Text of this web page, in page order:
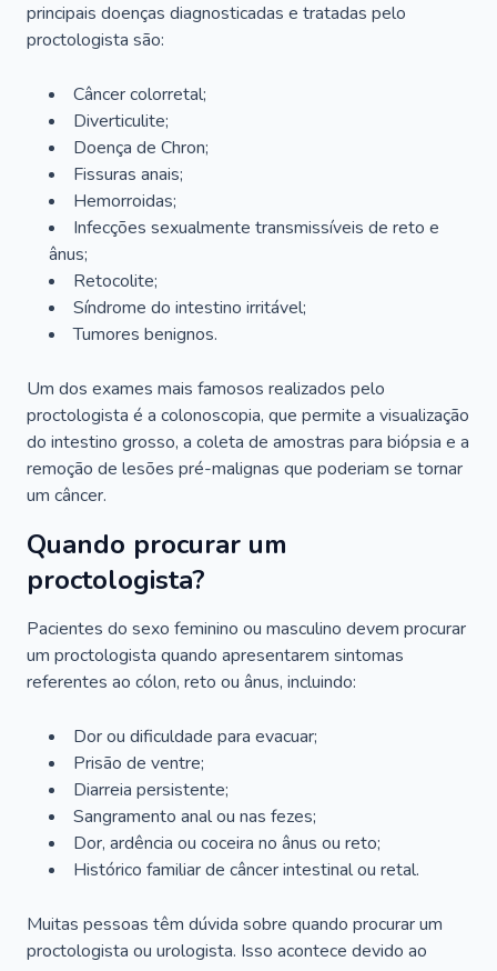
principais doenças diagnosticadas e tratadas pelo
proctologista são:
Câncer colorretal;
Diverticulite;
Doença de Chron;
Fissuras anais;
Hemorroidas;
Infecções sexualmente transmissíveis de reto e
ânus;
Retocolite;
Síndrome do intestino irritável;
Tumores benignos.
Um dos exames mais famosos realizados pelo
proctologista é a colonoscopia, que permite a visualização
do intestino grosso, a coleta de amostras para biópsia e a
remoção de lesões pré-malignas que poderiam se tornar
um câncer.
Quando procurar um
proctologista?
Pacientes do sexo feminino ou masculino devem procurar
um proctologista quando apresentarem sintomas
referentes ao cólon, reto ou ânus, incluindo:
Dor ou dificuldade para evacuar;
Prisão de ventre;
Diarreia persistente;
Sangramento anal ou nas fezes;
Dor, ardência ou coceira no ânus ou reto;
Histórico familiar de câncer intestinal ou retal.
Muitas pessoas têm dúvida sobre quando procurar um
proctologista ou urologista. Isso acontece devido ao